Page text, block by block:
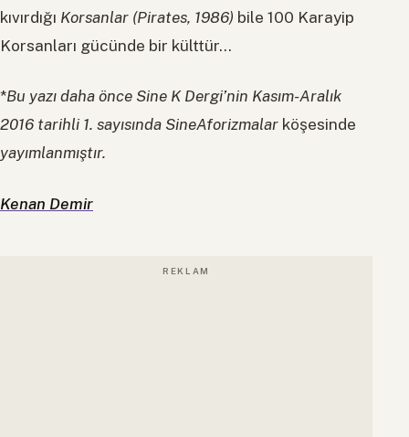
kıvırdığı Korsanlar (Pirates, 1986) bile 100 Karayip
Korsanları gücünde bir külttür…
*Bu yazı daha önce Sine K Dergi’nin Kasım-Aralık
2016 tarihli 1. sayısında SineAforizmalar köşesinde
yayımlanmıştır.
Kenan Demir